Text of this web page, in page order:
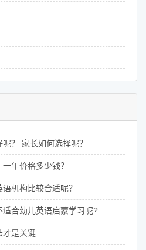
？ 家长如何选择呢？
年价格多少钱？
机构比较合适呢？
合幼儿英语启蒙学习呢?
才是关键